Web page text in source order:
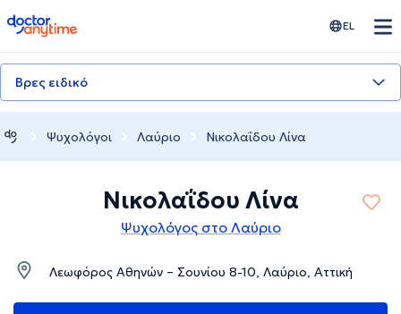
doctoranytime EL
Βρες ειδικό
Ψυχολόγοι Λαύριο Νικολαΐδου Λίνα
Νικολαΐδου Λίνα
Ψυχολόγος στο Λαύριο
Λεωφόρος Αθηνών – Σουνίου 8-10, Λαύριο, Αττική